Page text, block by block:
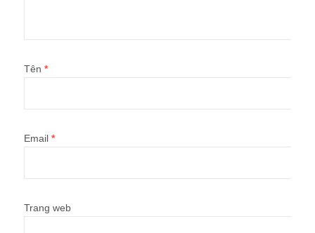
Tên *
Email *
Trang web